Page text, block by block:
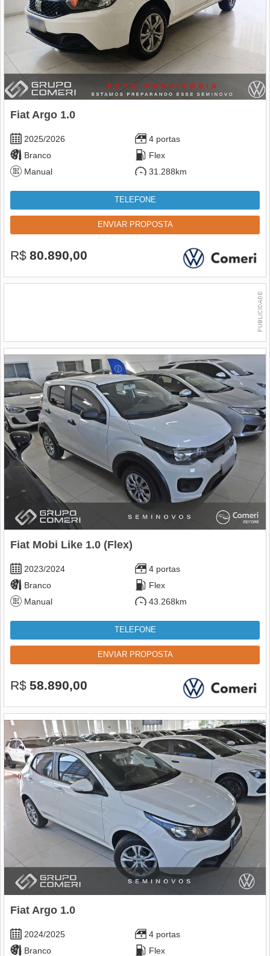
Fiat Argo 1.0
2025/2026
4 portas
Branco
Flex
Manual
31.288km
TELEFONE
ENVIAR PROPOSTA
R$ 80.890,00
Fiat Mobi Like 1.0 (Flex)
2023/2024
4 portas
Branco
Flex
Manual
43.268km
TELEFONE
ENVIAR PROPOSTA
R$ 58.890,00
Fiat Argo 1.0
2024/2025
4 portas
Branco
Flex